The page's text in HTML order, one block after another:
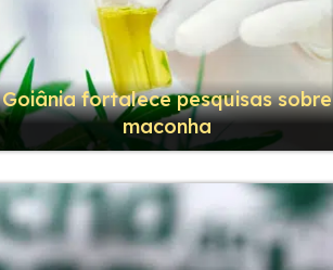
Goiânia fortalece pesquisas sobre
maconha